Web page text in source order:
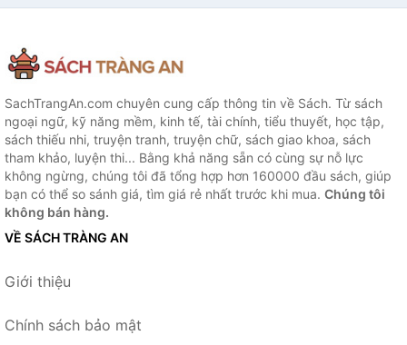
SachTrangAn.com chuyên cung cấp thông tin về Sách. Từ sách
ngoại ngữ, kỹ năng mềm, kinh tế, tài chính, tiểu thuyết, học tập,
sách thiếu nhi, truyện tranh, truyện chữ, sách giao khoa, sách
tham khảo, luyện thi... Bằng khả năng sẵn có cùng sự nỗ lực
không ngừng, chúng tôi đã tổng hợp hơn 160000 đầu sách, giúp
bạn có thể so sánh giá, tìm giá rẻ nhất trước khi mua. Chúng tôi
không bán hàng.
VỀ SÁCH TRÀNG AN
Giới thiệu
Chính sách bảo mật